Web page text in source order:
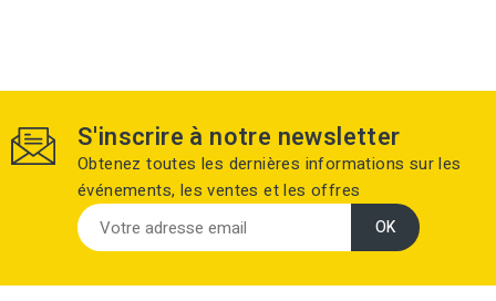
S'inscrire à notre newsletter
Obtenez toutes les dernières informations sur les
événements, les ventes et les offres